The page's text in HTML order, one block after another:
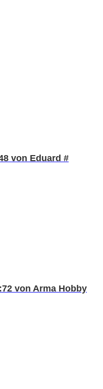
von Eduard #
von Arma Hobby